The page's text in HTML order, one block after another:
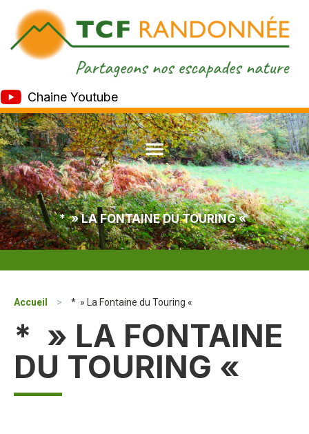
Chaine Youtube
* » LA FONTAINE DU TOURING «
Accueil > * » La Fontaine du Touring «
* » LA FONTAINE
DU TOURING «